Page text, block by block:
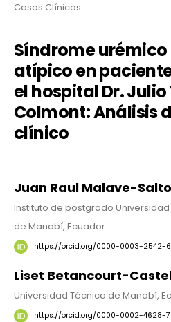
Casos Clínicos
Síndrome
atípico en
el hospital Dr.
Colmont: Análisis
clínico
Juan Raul Malave-
Instituto de postgrado
de Manabí, Ecuador
https://orcid.org/0000-0003-2542-
Liset Betancourt-
Universidad Técnica de Manabí,
https://orcid.org/0000-0002-4628-